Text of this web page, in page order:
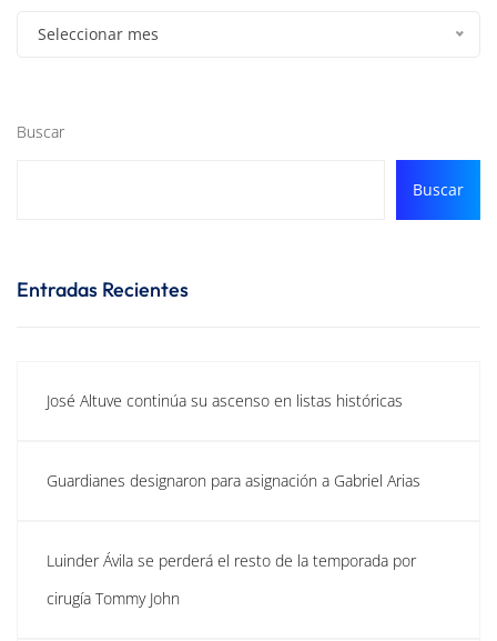
Seleccionar mes
Buscar
Buscar
Entradas Recientes
José Altuve continúa su ascenso en listas históricas
Guardianes designaron para asignación a Gabriel Arias
Luinder Ávila se perderá el resto de la temporada por
cirugía Tommy John